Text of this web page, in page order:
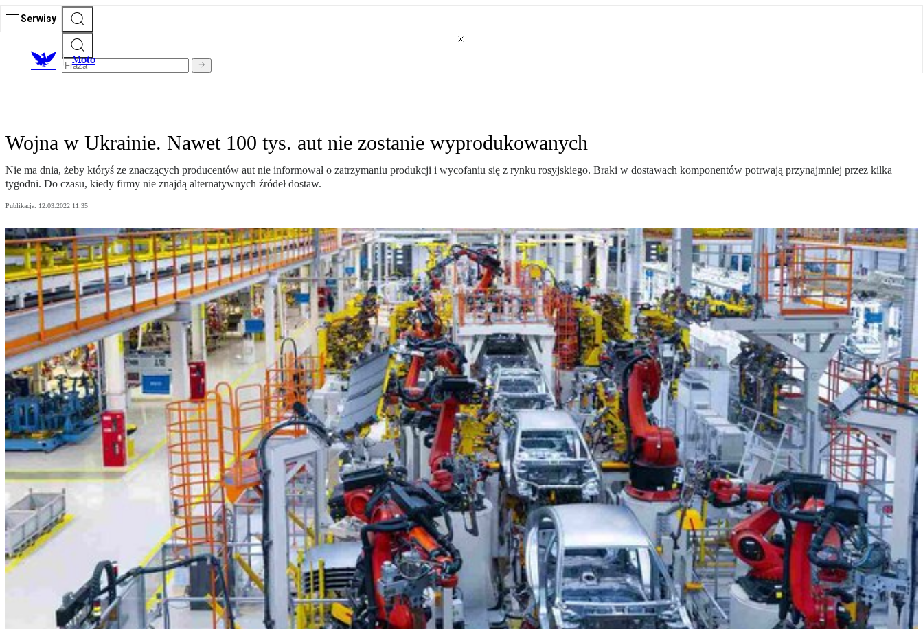
Serwisy
Moto
Wojna w Ukrainie. Nawet 100 tys. aut nie zostanie wyprodukowanych
Nie ma dnia, żeby któryś ze znaczących producentów aut nie informował o zatrzymaniu produkcji i wycofaniu się z rynku rosyjskiego. Braki w dostawach komponentów potrwają przynajmniej przez kilka
tygodni. Do czasu, kiedy firmy nie znajdą alternatywnych źródeł dostaw.
Publikacja: 12.03.2022 11:35